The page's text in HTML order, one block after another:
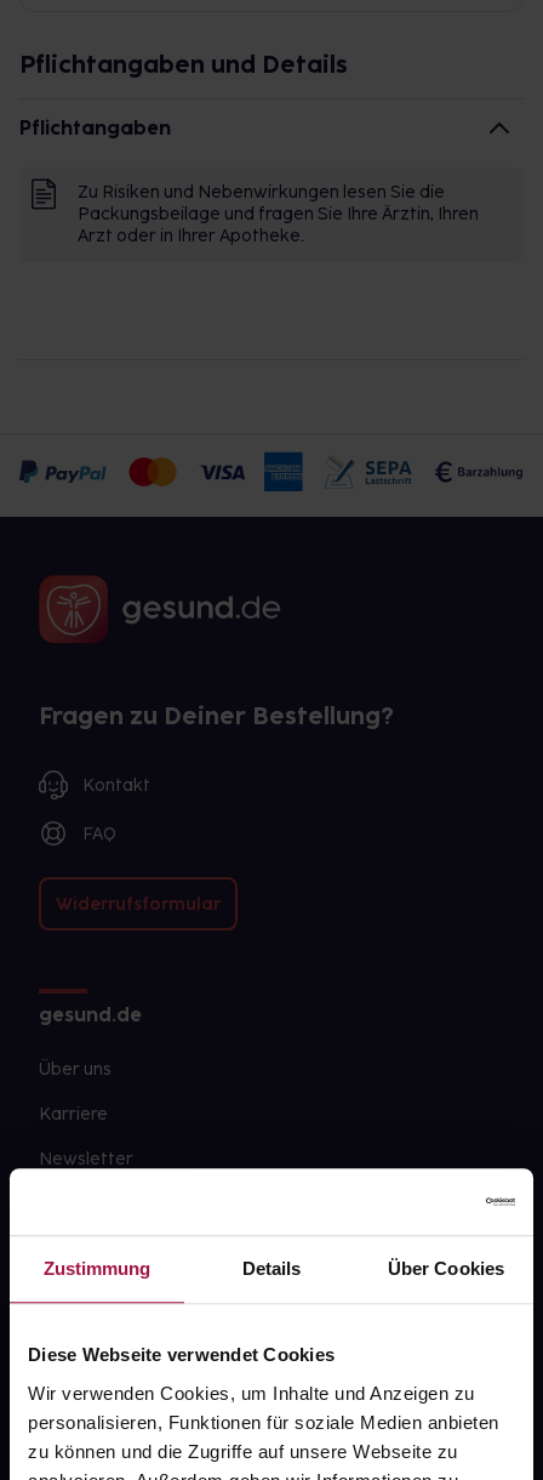
Zustimmung Details Über Cookies
Diese Webseite verwendet Cookies
Wir verwenden Cookies, um Inhalte und Anzeigen zu
personalisieren, Funktionen für soziale Medien anbieten
zu können und die Zugriffe auf unsere Webseite zu
Pflichtangaben und Details
Pflichtangaben
Zu Risiken und Nebenwirkungen lesen Sie die
Packungsbeilage und fragen Sie Ihre Ärztin, Ihren
Arzt oder in Ihrer Apotheke.
Fragen zu Deiner Bestellung?
Kontakt
FAQ
Widerrufsformular
gesund.de
Über uns
Karriere
Newsletter
Datenschutz
AGB
Impressum